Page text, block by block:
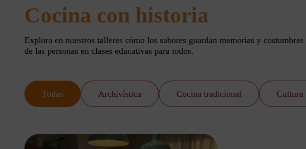
Cocina con historia
Explora en nuestros talleres cómo los sabores guardan memorias y costumbres
de las personas en clases educativas para todos.
Todas Archivística Cocina tradicional Cultura